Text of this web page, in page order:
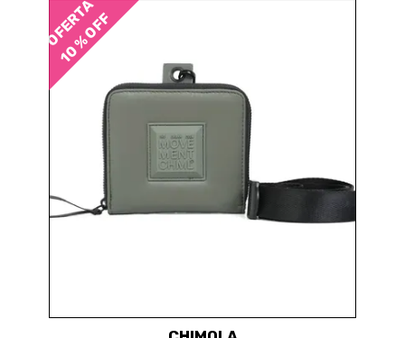
OFERTA
10 % OFF